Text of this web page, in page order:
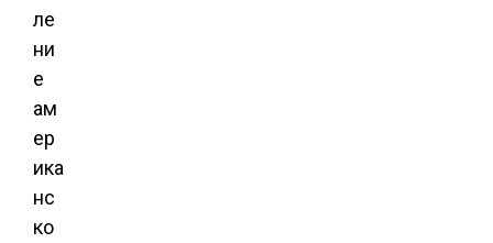
ле
ни
е
ам
ер
ика
нс
ко